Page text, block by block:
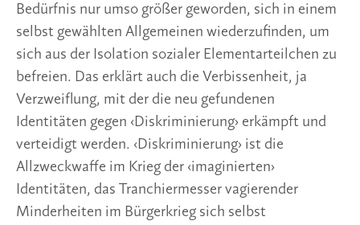
Bedürfnis nur umso größer geworden, sich in einem
selbst gewählten Allgemeinen wiederzufinden, um
sich aus der Isolation sozialer Elementarteilchen zu
befreien. Das erklärt auch die Verbissenheit, ja
Verzweiflung, mit der die neu gefundenen
Identitäten gegen ‹Diskriminierung› erkämpft und
verteidigt werden. ‹Diskriminierung› ist die
Allzweckwaffe im Krieg der ‹imaginierten›
Identitäten, das Tranchiermesser vagierender
Minderheiten im Bürgerkrieg sich selbst